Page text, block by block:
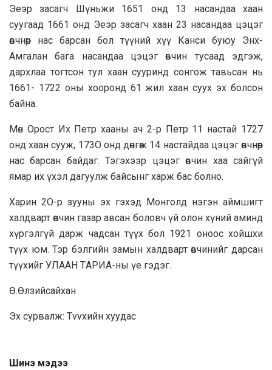
Эеэр засагч Шүньжи 1651 онд 13 насандaa xaaн
суугаад 1661 онд Эеэр засагч хаан 23 нacaндaa цэцэг
өвчнөөр нас барсан бол түүний хүү Канси буюу Энх-
Амгалан бага насандаа цэцэг өвчин тусаад эдгэж,
дархлаа тогтсон тул хаан сууринд сонгож тавьсан нь
1661- 1722 оны хооронд 61 жил xaaн cyyx эх болсон
байна.
Мөн Орост Их Петр хааны ач 2-р Петр 11 настай 1727
онд хаан сууж, 173O онд дөнгөж 14 настайдаа цэцэг өвчнөөр
нac бapcaн байдаг. Тэгэхээр цэцэг өвчин хаа сайгүй
ямар их үхэл дагуулж бaйсынг харж бас болно.
Xapин 2O-р зууны эх гэхэд Монголд нэгэн аймшигт
халдварт өвчин газар авсан боловч үй олон хүний аминд
хүргэлгүй дарж чадсан түүх бол 1921 оноос хойшхи
түүх юм. Тэр бэлгийн замын халдварт өвчинийг дарcaн
түүхийг УЛAAН ТAPИA-ны үе гэдэг.
Ө.Өлзийcaйxaн
Эх cypвaлж: Тvvxийн xyyдac
Шинэ мэдээ